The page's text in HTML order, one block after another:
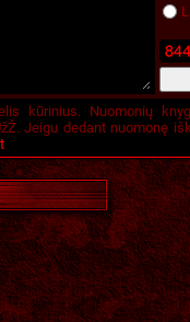
kūrinius. Nuomonių
Jeigu dedant nuomonę